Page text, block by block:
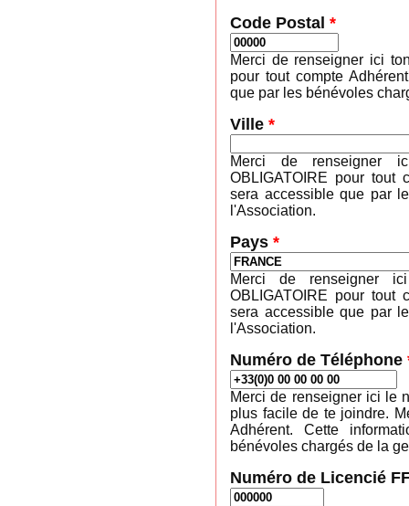
Code Postal *
Merci de renseigner ici
pour tout compte
que par les bénévoles
Ville *
Merci de renseigner
OBLIGATOIRE pour tout
sera accessible que par
l'Association.
Pays *
Merci de renseigner
OBLIGATOIRE pour tout
sera accessible que par
l'Association.
Numéro de Téléphone
Merci de renseigner ici le
plus facile de te joindre.
Adhérent. Cette
bénévoles chargés de la
Numéro de Licencié